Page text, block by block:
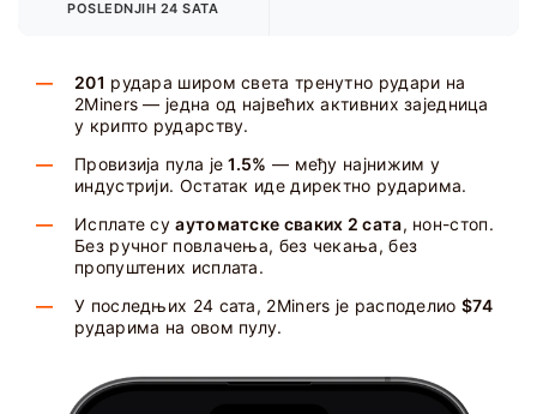
POSLEDNJIH 24 SATA
201 рудара широм света тренутно рудари на
2Miners — једна од највећих активних заједница
у крипто рударству.
Провизија пула је1.5% — међу најнижим у
индустрији. Остатак иде директно рударима.
Исплате суаутоматске сваких 2 сата, нон-стоп.
Без ручног повлачења, без чекања, без
пропуштених исплата.
У последњих 24 сата, 2Miners је расподелио $74
рударима на овом пулу.